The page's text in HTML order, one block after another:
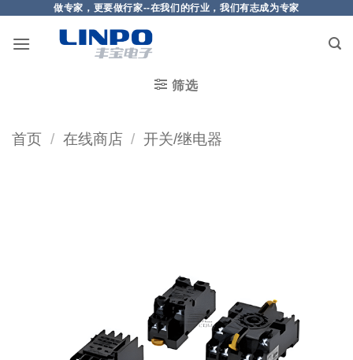
做专家，更要做行家--在我们的行业，我们有志成为专家
筛选
首页 / 在线商店 / 开关/继电器